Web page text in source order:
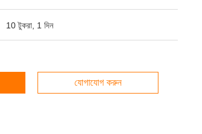
10 টুকরা, 1 দিন
যোগাযোগ করুন